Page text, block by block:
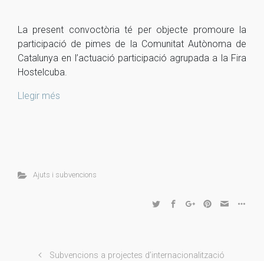
La present convoctòria té per objecte promoure la
participació de pimes de la Comunitat Autònoma de
Catalunya en l’actuació participació agrupada a la Fira
Hostelcuba.
Llegir més
Ajuts i subvencions
Subvencions a projectes d’internacionalització